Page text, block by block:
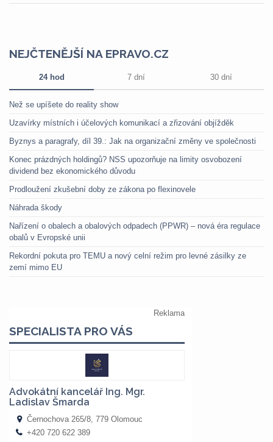
NEJČTENĚJŠÍ NA EPRAVO.CZ
24 hod 7 dní 30 dní
Než se upíšete do reality show
Uzavírky místních i účelových komunikací a zřizování objížděk
Byznys a paragrafy, díl 39.: Jak na organizační změny ve společnosti
Konec prázdných holdingů? NSS upozorňuje na limity osvobození
dividend bez ekonomického důvodu
Prodloužení zkušební doby ze zákona po flexinovele
Náhrada škody
Nařízení o obalech a obalových odpadech (PPWR) – nová éra regulace
obalů v Evropské unii
Rekordní pokuta pro TEMU a nový celní režim pro levné zásilky ze
zemí mimo EU